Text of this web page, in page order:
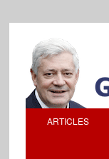
ARTICLES